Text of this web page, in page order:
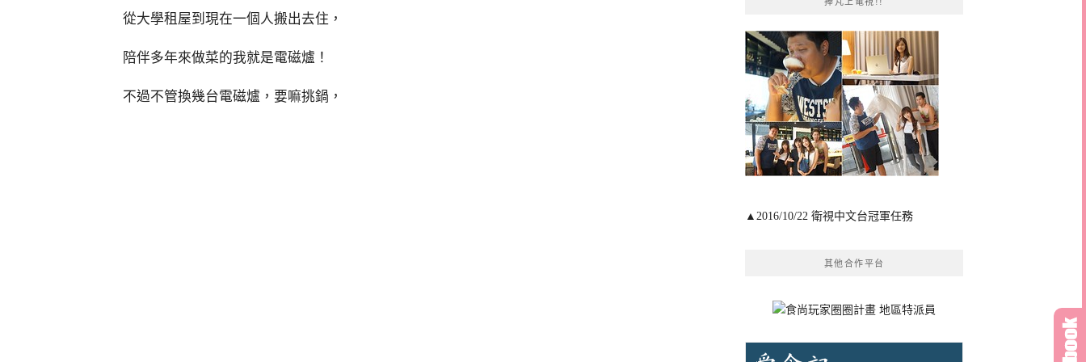
從大學租屋到現在一個人搬出去住，
陪伴多年來做菜的我就是電磁爐！
不過不管換幾台電磁爐，要嘛挑鍋，
▲2016/10/22 衛視中文台冠軍任務
其他合作平台